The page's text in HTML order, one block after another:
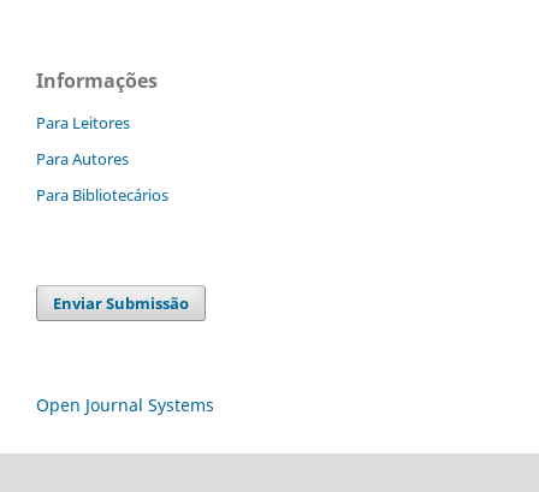
Informações
Para Leitores
Para Autores
Para Bibliotecários
Enviar Submissão
Open Journal Systems